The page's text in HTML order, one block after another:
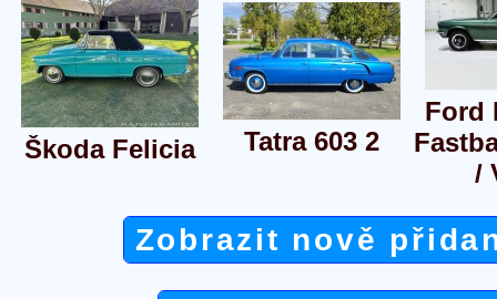
Škoda Felicia Tatra 603 2
Ford
/
Zobrazit nově